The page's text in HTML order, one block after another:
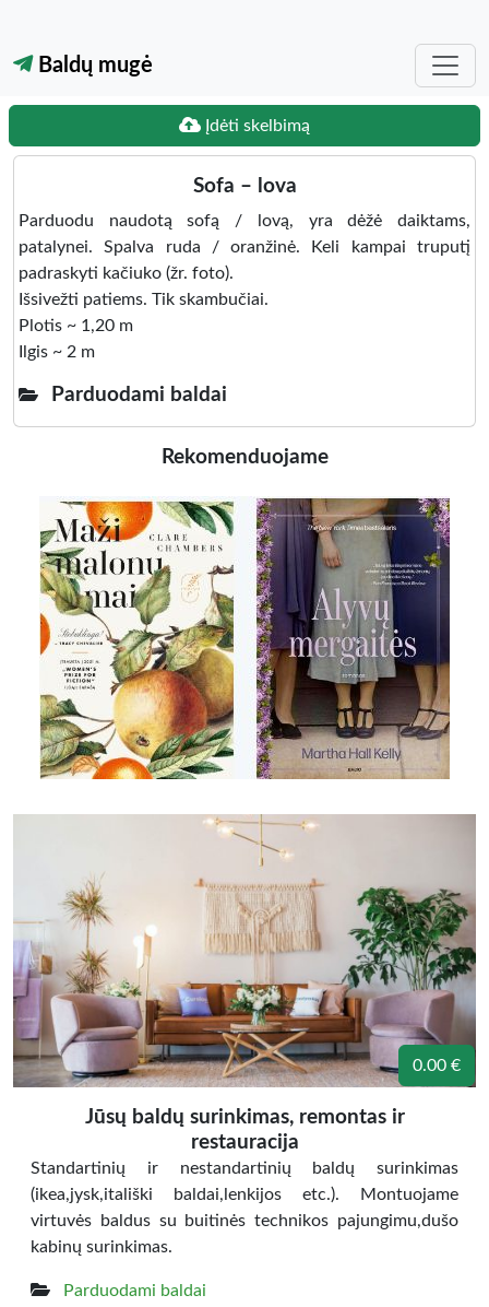
Baldų mugė
Įdėti skelbimą
Sofa – lova
Parduodu naudotą sofą / lovą, yra dėžė daiktams,
patalynei. Spalva ruda / oranžinė. Keli kampai truputį
padraskyti kačiuko (žr. foto).
Išsivežti patiems. Tik skambučiai.
Plotis ~ 1,20 m
Ilgis ~ 2 m
Parduodami baldai
Rekomenduojame
0.00 €
Jūsų baldų surinkimas, remontas ir
restauracija
Standartinių ir nestandartinių baldų surinkimas
(ikea,jysk,itališki baldai,lenkijos etc.). Montuojame
virtuvės baldus su buitinės technikos pajungimu,dušo
kabinų surinkimas.
Parduodami baldai